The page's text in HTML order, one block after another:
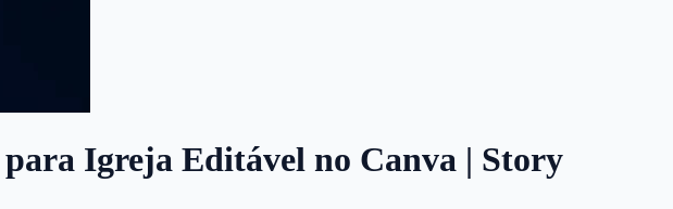
Igreja Editável no Canva | Story